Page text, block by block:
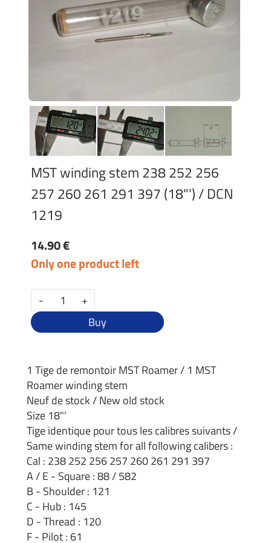
MST winding stem 238 252 256
257 260 261 291 397 (18"') / DCN
1219
14.90 €
Only one product left
-
+
Buy
1 Tige de remontoir MST Roamer / 1 MST
Roamer winding stem
Neuf de stock / New old stock
Size 18"'
Tige identique pour tous les calibres suivants /
Same winding stem for all following calibers :
Cal : 238 252 256 257 260 261 291 397
A / E - Square : 88 / 582
B - Shoulder : 121
C - Hub : 145
D - Thread : 120
F - Pilot : 61